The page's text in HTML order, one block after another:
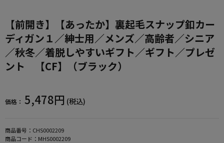
【前開き】【あったか】裏起毛スナップ釦カー
ディガン１／紳士用／メンズ／高齢者／シニア
／秋冬／着脱しやすいギフト／ギフト／プレゼ
ント 【CF】（ブラック）
価格： 5,478円 (税込)
商品番号： CHS0002209
商品コード： MHS0002209